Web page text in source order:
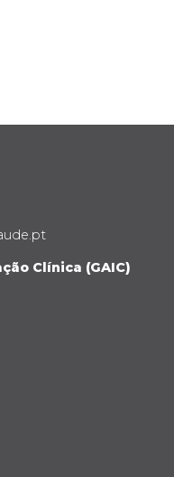
Clínica (GAIC)